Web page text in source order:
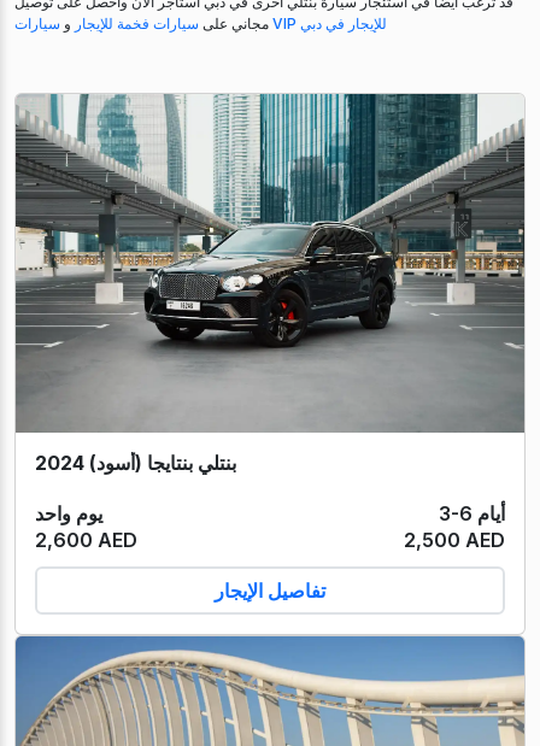
مجاني على سيارات فخمة للإيجار و سيارات VIP للإيجار في دبي
بنتلي بنتايجا (أسود) 2024
يوم واحد
3-6 أيام
2,600 AED
2,500 AED
تفاصيل الإيجار